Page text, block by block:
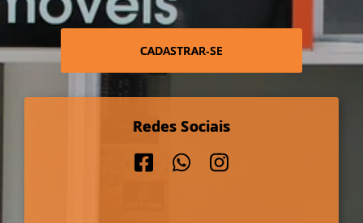
CADASTRAR-SE
Redes Sociais